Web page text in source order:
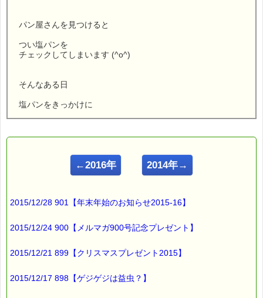
パン屋さんを見つけると
つい塩パンを
チェックしてしまいます (^o^)
そんなある日
塩パンをきっかけに
ルコ＠千葉るみこ （主婦、二児の母） でございます。
■ｅパスタイム通信 2015.06.22 VOL.847号
先日
←2016年 2014年→
2015/12/28 901【年末年始のお知らせ2015-16】
2015/12/24 900【メルマガ900号記念プレゼント】
2015/12/21 899【クリスマスプレゼント2015】
2015/12/17 898【ゲジゲジは益虫？】